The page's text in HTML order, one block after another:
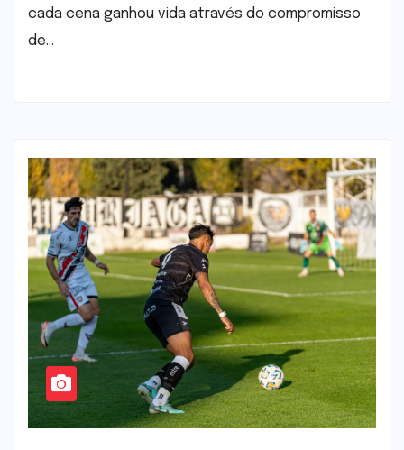
cada cena ganhou vida através do compromisso
de…